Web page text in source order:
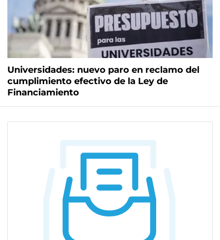
Universidades: nuevo paro en reclamo del
cumplimiento efectivo de la Ley de
Financiamiento